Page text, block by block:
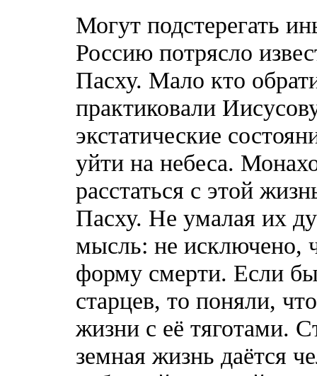
Могут подстерегать
Россию потрясло
Пасху. Мало кто
практиковали
экстатические
уйти на небеса.
расстаться с этой
Пасху. Не умалая их
мысль: не исключено,
форму смерти. Если
старцев, то поняли,
жизни с её тяготами.
земная жизнь даётся